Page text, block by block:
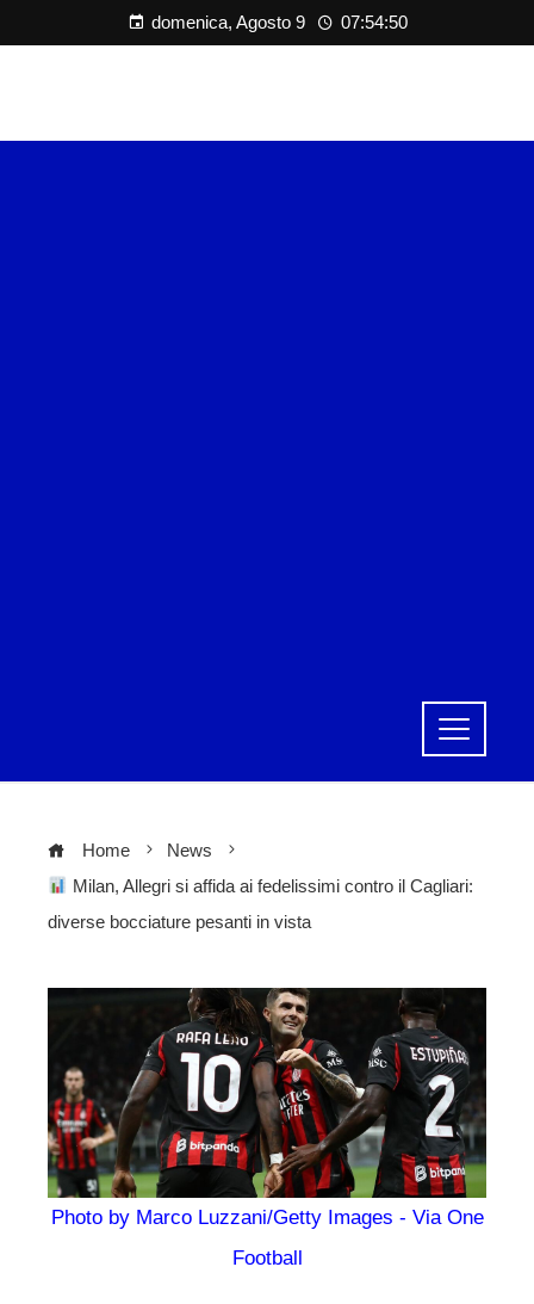
domenica, Agosto 9 07:54:51
Home
News
Milan, Allegri si affida ai fedelissimi contro il Cagliari:
diverse bocciature pesanti in vista
Photo by Marco Luzzani/Getty Images - Via One
Football